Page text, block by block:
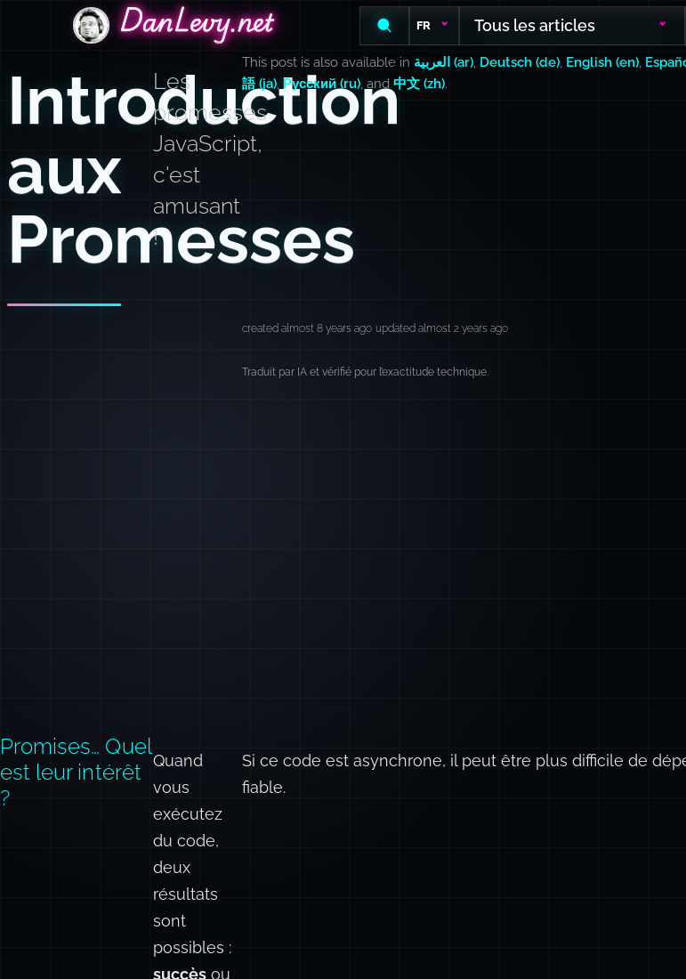
DanLevy.netDanLevy.net
DanLevy.net FR Tous les articles
Introduction
aux
Promesses
Les
promesses
JavaScript,
c'est
amusant
!
This post is also available in العربية (ar) Deutsch (de) English (en)
語 (ja) Русский (ru) , and 中文 (zh).
created almost 8 years ago updated almost 2 years ago
Traduit par IA et vérifié pour l’exactitude technique.
Promises… Quel
est leur intérêt
?
Quand
vous
exécutez
du code,
deux
résultats
sont
possibles :
succès ou
Si ce code est asynchrone, il peut être plus difficile de
fiable.